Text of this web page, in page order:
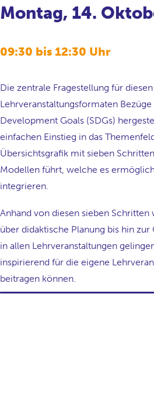
Montag, 14.
09:30 bis 12:30 Uhr
Die zentrale Fragestellung für
Lehrveranstaltungsformaten
Development Goals (SDGs)
einfachen Einstieg in das
Übersichtsgrafik mit sieben
Modellen führt, welche es
integrieren.
Anhand von diesen sieben
über didaktische Planung bis hin
in allen Lehrveranstaltungen
inspirierend für die eigene
beitragen können.